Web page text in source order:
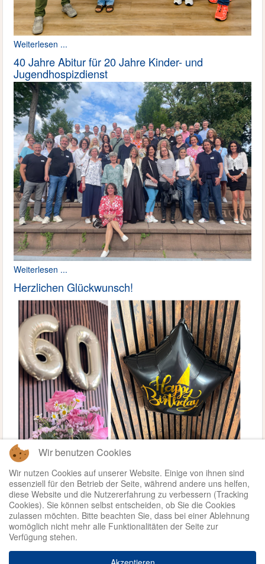
Weiterlesen ...
40 Jahre Abitur für 20 Jahre Kinder- und
Jugendhospizdienst
Weiterlesen ...
Herzlichen Glückwunsch!
Weiterlesen ...
Wir benutzen Cookies
Wir nutzen Cookies auf unserer Website. Einige von ihnen sind
essenziell für den Betrieb der Seite, während andere uns helfen,
diese Website und die Nutzererfahrung zu verbessern (Tracking
Cookies). Sie können selbst entscheiden, ob Sie die Cookies
zulassen möchten. Bitte beachten Sie, dass bei einer Ablehnung
womöglich nicht mehr alle Funktionalitäten der Seite zur
Verfügung stehen.